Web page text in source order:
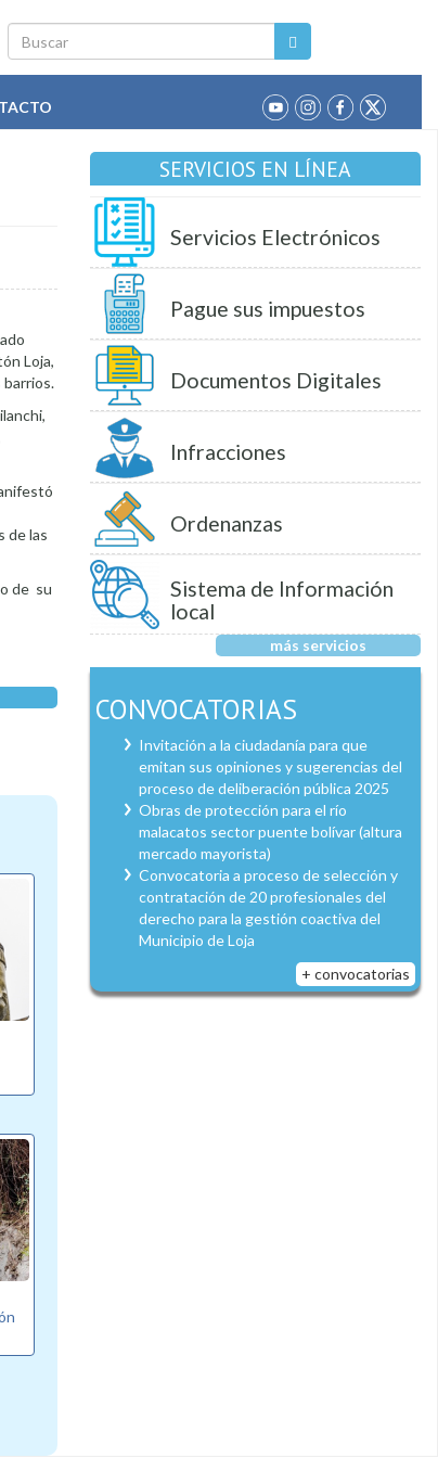
Buscar
Loja,
barrios.
de las
de su
SERVICIOS EN LÍNEA
Servicios Electrónicos
Pague sus impuestos
Documentos Digitales
Infracciones
Ordenanzas
Sistema de Información
local
más servicios
CONVOCATORIAS
Invitación a la ciudadanía para que
emitan sus opiniones y sugerencias del
proceso de deliberación pública 2025
Obras de protección para el río
malacatos sector puente bolívar (altura
mercado mayorista)
Convocatoria a proceso de selección y
contratación de 20 profesionales del
derecho para la gestión coactiva del
Municipio de Loja
+ convocatorias